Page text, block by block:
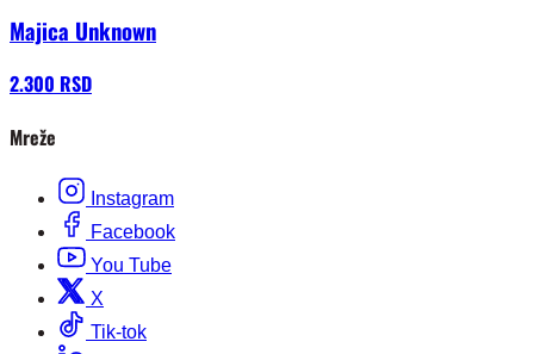
Majica Unknown
2.300 RSD
Mreže
Instagram
Facebook
You Tube
X
Tik-tok